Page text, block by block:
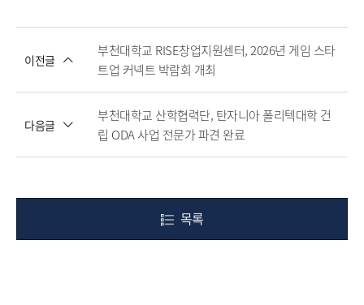
이전글
부천대학교 RISE창업지원센터, 2026년 게임 스타
트업 커넥트 박람회 개최
다음글
부천대학교 산학협력단, 탄자니아 폴리텍대학 건
립 ODA 사업 전문가 파견 완료
목록